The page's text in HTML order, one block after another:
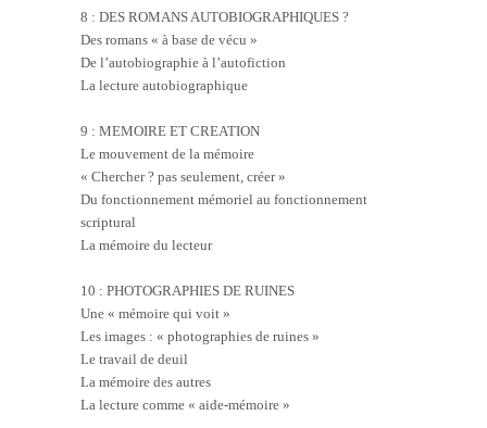
8 : DES ROMANS AUTOBIOGRAPHIQUES ?
Des romans « à base de vécu »
De l’autobiographie à l’autofiction
La lecture autobiographique
9 : MEMOIRE ET CREATION
Le mouvement de la mémoire
« Chercher ? pas seulement, créer »
Du fonctionnement mémoriel au fonctionnement
scriptural
La mémoire du lecteur
10 : PHOTOGRAPHIES DE RUINES
Une « mémoire qui voit »
Les images : « photographies de ruines »
Le travail de deuil
La mémoire des autres
La lecture comme « aide-mémoire »